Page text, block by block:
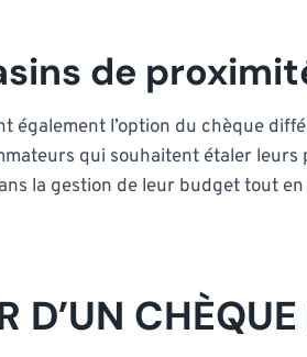
de
également l’option du chèque
qui souhaitent étaler
la gestion de leur budget tout
CHÈQUE